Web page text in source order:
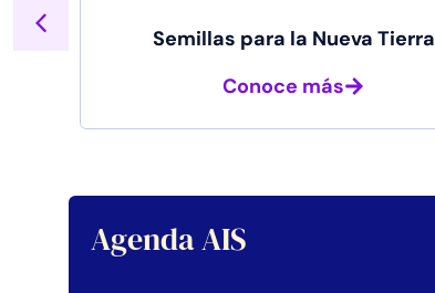
Semillas para la Nueva Tierra
Conoce más
Agenda AIS